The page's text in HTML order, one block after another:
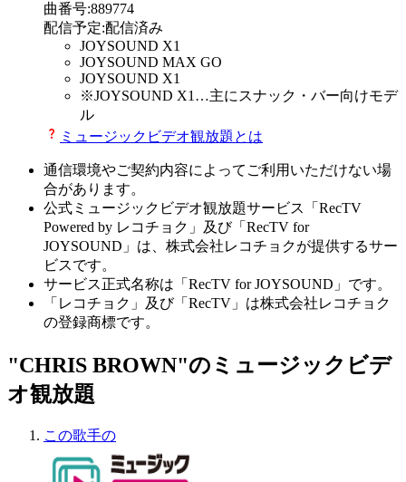
曲番号:889774
配信予定:配信済み
JOYSOUND X1
JOYSOUND MAX GO
JOYSOUND X1
※JOYSOUND X1 …主にスナック・バー向けモデ
ル
ミュージックビデオ観放題とは
通信環境やご契約内容によってご利用いただけない場
合があります。
公式ミュージックビデオ観放題サービス「RecTV
Powered by レコチョク」及び「RecTV for
JOYSOUND」は、株式会社レコチョクが提供するサー
ビスです。
サービス正式名称は「RecTV for JOYSOUND」です。
「レコチョク」及び「RecTV」は株式会社レコチョク
の登録商標です。
"CHRIS BROWN"のミュージックビデ
オ観放題
この歌手の